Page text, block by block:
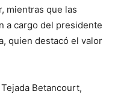
mientras que las
a cargo del presidente
quien destacó el valor
Betancourt,